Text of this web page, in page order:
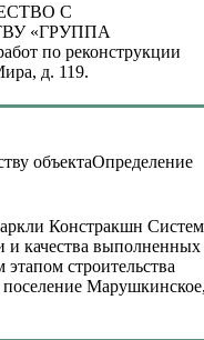
С
«ГРУППА
по реконструкции
д. 119.
Определение
Констракшн
и качества выполненных
строительства